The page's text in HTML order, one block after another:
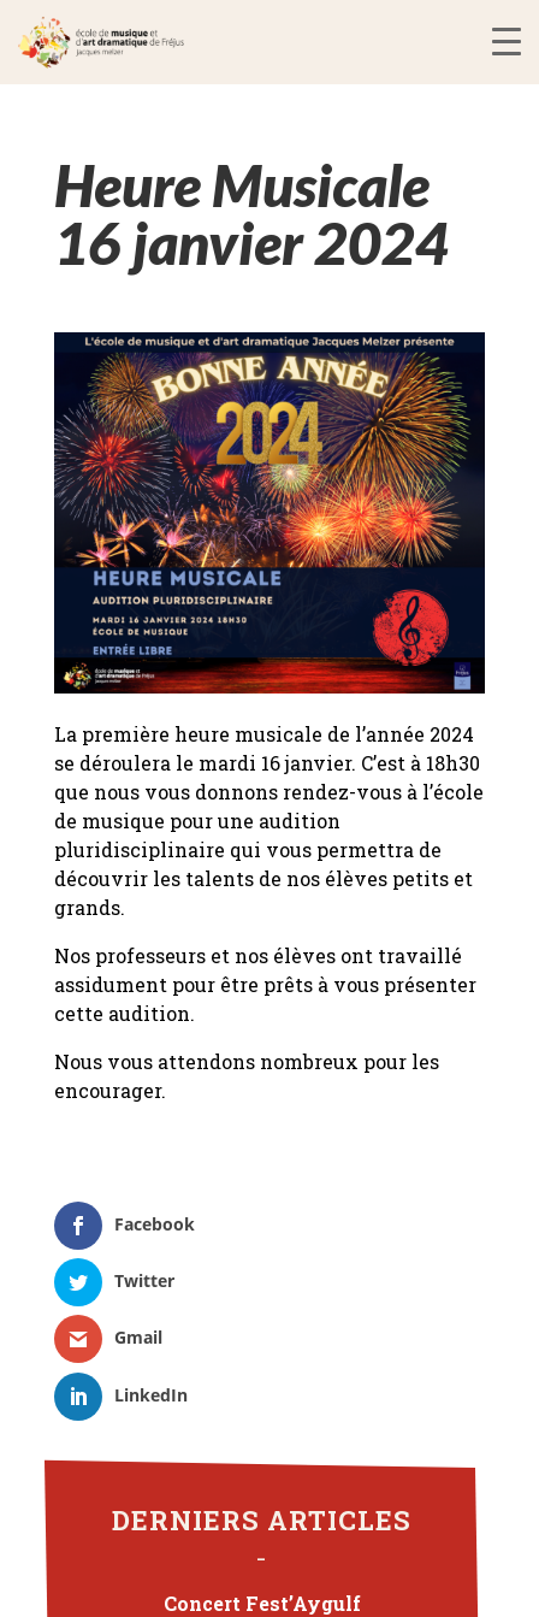
Heure Musicale
16 janvier 2024
La première heure musicale de l’année 2024
se déroulera le mardi 16 janvier. C’est à 18h30
que nous vous donnons rendez-vous à l’école
de musique pour une audition
pluridisciplinaire qui vous permettra de
découvrir les talents de nos élèves petits et
grands.
Nos professeurs et nos élèves ont travaillé
assidument pour être prêts à vous présenter
cette audition.
Nous vous attendons nombreux pour les
encourager.
Facebook
Twitter
Gmail
LinkedIn
DERNIERS ARTICLES
Concert Fest’Aygulf